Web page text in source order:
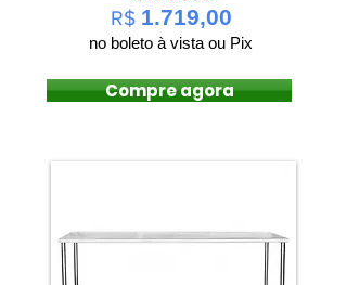
R$ 1.719,00
no boleto à vista ou Pix
Compre agora